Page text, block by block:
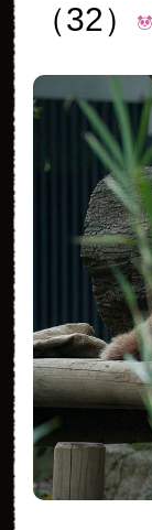
（32）